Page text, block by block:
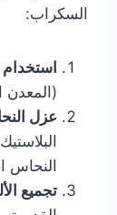
السكراب:
(المعدن
عزل
النحاس
تجميع